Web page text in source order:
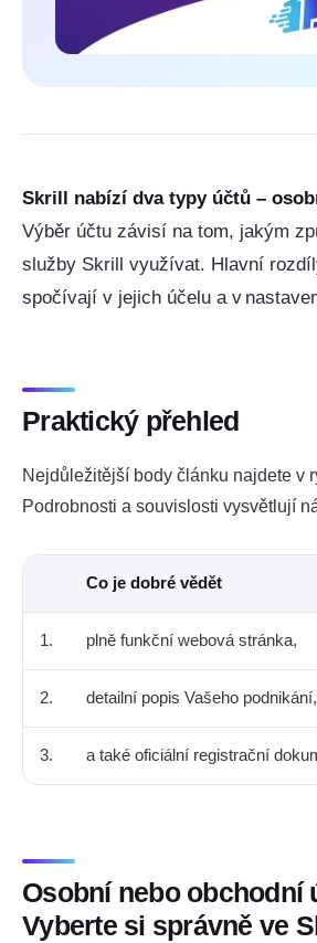
Skrill nabízí dva typy účtů –
Výběr účtu závisí na tom, jakým
služby Skrill využívat. Hlavní
spočívají v jejich účelu a v
Praktický přehled
Nejdůležitější body článku najdete v
Podrobnosti a souvislosti vysvětlují
Co je dobré vědět
1. plně funkční webová stránka,
2. detailní popis Vašeho podnikání,
3. a také oficiální registrační
Osobní nebo obchodní
Vyberte si správně ve